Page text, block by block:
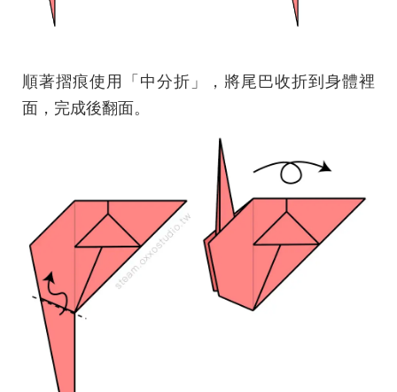
順著摺痕使用「中分折」，將尾巴收折到身體裡
面，完成後翻面。